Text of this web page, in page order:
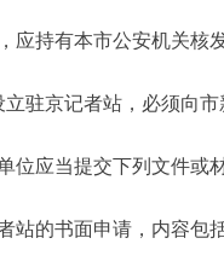
持有本市公安机关核
京记者站，必须向市
应当提交下列文件或
的书面申请，内容包